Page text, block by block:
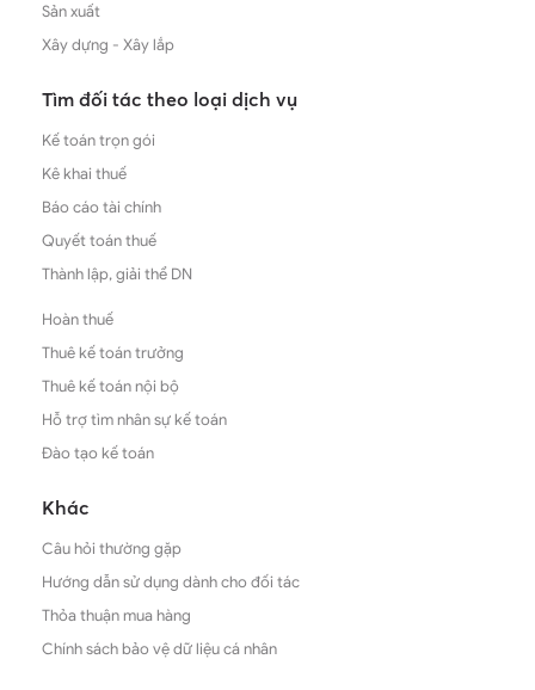
Sản xuất
Xây dựng - Xây lắp
Tìm đối tác theo loại dịch vụ
Kế toán trọn gói
Kê khai thuế
Báo cáo tài chính
Quyết toán thuế
Thành lập, giải thể DN
Hoàn thuế
Thuê kế toán trưởng
Thuê kế toán nội bộ
Hỗ trợ tìm nhân sự kế toán
Đào tạo kế toán
Khác
Câu hỏi thường gặp
Hướng dẫn sử dụng dành cho đối tác
Thỏa thuận mua hàng
Chính sách bảo vệ dữ liệu cá nhân